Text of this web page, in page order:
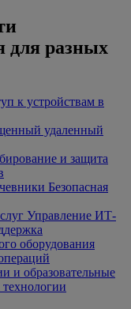
для разных
к устройствам в
удаленный
и защита
Безопасная
Управление ИТ-
оборудования
и образовательные